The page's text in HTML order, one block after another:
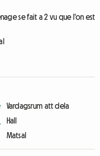
se fait a 2 vu que l'on est
Vardagsrum att dela
Hall
Matsal